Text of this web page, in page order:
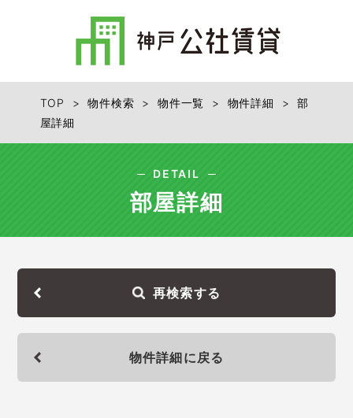
TOP >物件検索 > 物件一覧 > 物件詳細
> 部
屋詳細
DETAIL
部屋詳細
再検索する
物件詳細に戻る